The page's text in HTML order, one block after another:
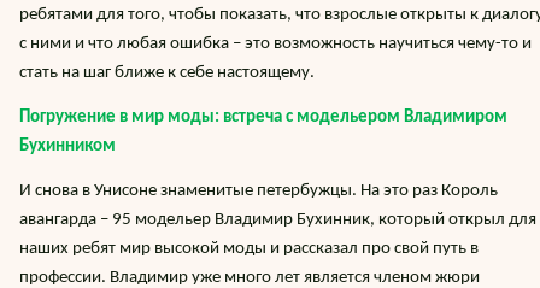
ребятами для того, чтобы показать, что взрослые открыты к
с ними и что любая ошибка – это возможность научиться чему-то и
стать на шаг ближе к себе настоящему.
Погружение в мир моды: встреча с модельером Владимиром
Бухинником
И снова в Унисоне знаменитые петербужцы. На это раз Король
авангарда – 95 модельер Владимир Бухинник, который открыл для
наших ребят мир высокой моды и рассказал про свой путь в
профессии. Владимир уже много лет является членом жюри